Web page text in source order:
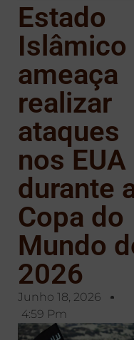
Estado
Islâmico
ameaça
realizar
ataques
nos EUA
durante
Copa do
Mundo
2026
Junho 18, 2026
4:59 Pm